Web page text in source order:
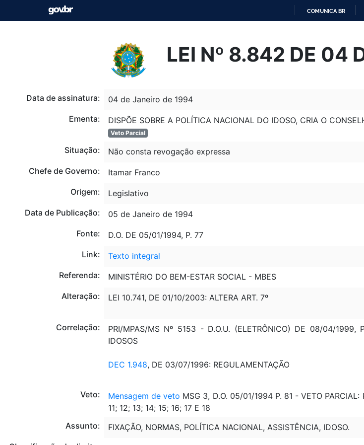
O
CONTEÚDO
COMUNICA BR
LEI Nº 8.842 DE 04
Data de assinatura:
04 de Janeiro de 1994
Ementa:
DISPÕE SOBRE A POLÍTICA NACIONAL DO IDOSO, CRIA O
Veto Parcial
Situação:
Não consta revogação expressa
Chefe de Governo:
Itamar Franco
Origem:
Legislativo
Data de Publicação:
05 de Janeiro de 1994
Fonte:
D.O. DE 05/01/1994, P. 77
Link:
Texto integral
Referenda:
MINISTÉRIO DO BEM-ESTAR SOCIAL - MBES
Alteração:
LEI 10.741, DE 01/10/2003: ALTERA ART. 7º
Correlação:
PRI/MPAS/MS Nº 5153 - D.O.U. (ELETRÔNICO) DE 08/04/1999,
IDOSOS
DEC 1.948, DE 03/07/1996: REGULAMENTAÇÃO
Veto: Mensagem de veto MSG 3, D.O. 05/01/1994 P. 81 - VETO PARCIAL:
11; 12; 13; 14; 15; 16; 17 E 18
Assunto:
FIXAÇÃO, NORMAS, POLÍTICA NACIONAL, ASSISTÊNCIA, IDOSO.